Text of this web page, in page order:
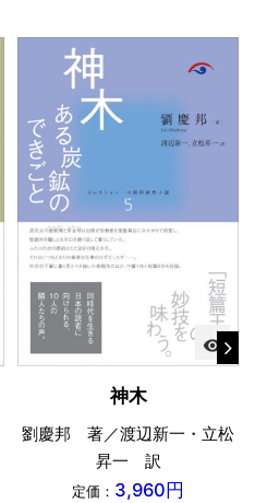
visibility
神木
劉慶邦 著／渡辺新一・立松
昇一 訳
定価： 3,960円